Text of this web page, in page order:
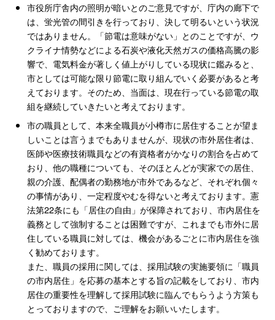
市役所庁舎内の照明が暗いとのご意見ですが、庁内の廊下で
は、蛍光管の間引きを行っており、決して明るいという状況
ではありません。「節電は意味がない」とのことですが、ウ
クライナ情勢などによる石炭や液化天然ガスの価格高騰の影
響で、電気料金が著しく値上がりしている現状に鑑みると、
市としては可能な限り節電に取り組んでいく必要があると考
えております。そのため、当面は、現在行っている節電の取
組を継続していきたいと考えております。
市の職員として、本来全職員が小樽市に居住することが望ま
しいことは言うまでもありませんが、現状の市外居住者は、
医師や医療技術職員などの有資格者がかなりの割合を占めて
おり、他の職種についても、そのほとんどが実家での居住、
親の介護、配偶者の勤務地が市外であるなど、それぞれ個々
の事情があり、一定程度やむを得ないと考えております。憲
法第22条にも「居住の自由」が保障されており、市内居住を
義務として強制することは困難ですが、これまでも市外に居
住している職員に対しては、機会があるごとに市内居住を強
く勧めております。
また、職員の採用に関しては、採用試験の実施要領に「職員
の市内居住」を応募の基本とする旨の記載をしており、市内
居住の重要性を理解して採用試験に臨んでもらうよう方策も
とっておりますので、ご理解をお願いいたします。